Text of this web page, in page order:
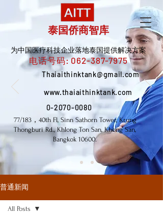
泰国侨商智库
为中国医疗科技企业落地泰国提供解决方案
电话号码:062-387-7975
Thaiaithinktank@gmail.com
www.thaiaithinktank.com
0-2070-0080
77/183，40th Fl, Sinn Sathorn Tower, Krung
Thongburi Rd., Khlong Ton San, Khong San,
Bangkok 10600.
普通新闻
All Posts